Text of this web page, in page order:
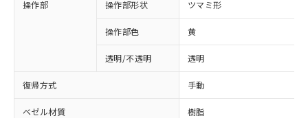
操作部 操作部形状 ツマミ形
操作部色 黄
透明/不透明 透明
復帰方式 手動
ベゼル材質 樹脂